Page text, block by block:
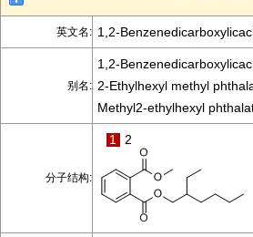
英文名: 1,2-
别名:
1,2-
2-Ethylhexyl methyl
Methyl2-ethylhexyl
分子结构:
1 2